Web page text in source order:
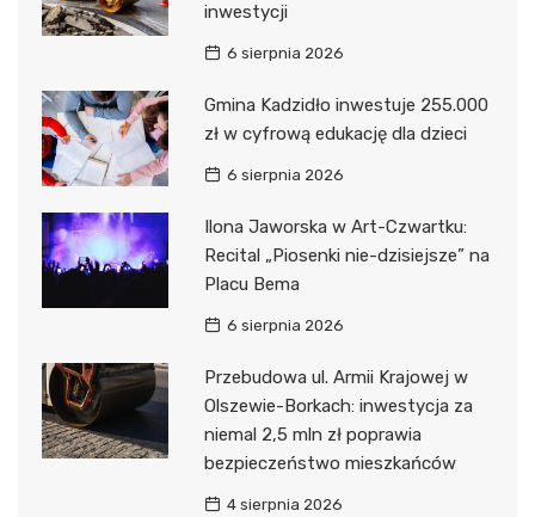
inwestycji
6 sierpnia 2026
Gmina Kadzidło inwestuje 255.000
zł w cyfrową edukację dla dzieci
6 sierpnia 2026
Ilona Jaworska w Art-Czwartku:
Recital „Piosenki nie-dzisiejsze” na
Placu Bema
6 sierpnia 2026
Przebudowa ul. Armii Krajowej w
Olszewie-Borkach: inwestycja za
niemal 2,5 mln zł poprawia
bezpieczeństwo mieszkańców
4 sierpnia 2026